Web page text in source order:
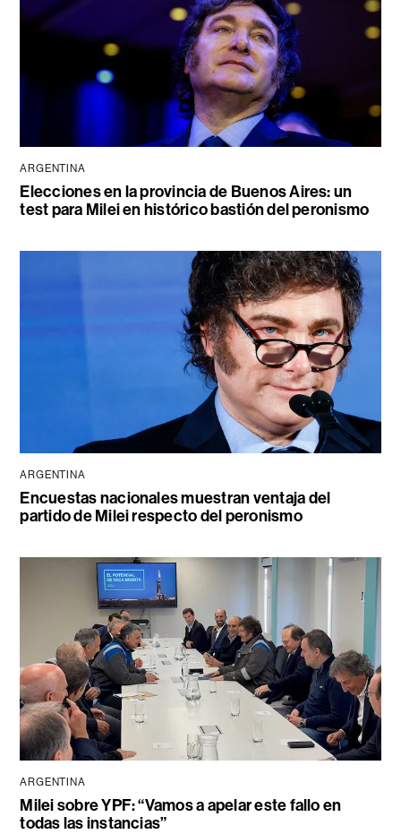
ARGENTINA
Elecciones en la provincia de Buenos Aires: un
test para Milei en histórico bastión del peronismo
ARGENTINA
Encuestas nacionales muestran ventaja del
partido de Milei respecto del peronismo
ARGENTINA
Milei sobre YPF: “Vamos a apelar este fallo en
todas las instancias”